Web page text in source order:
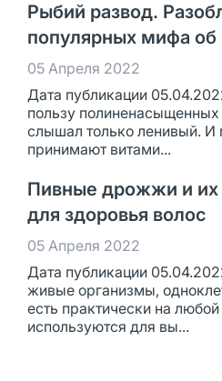
Рыбий развод.
популярных мифа
05 Апреля 2022
Дата публикации
пользу
слышал только ленивый. И
принимают витами...
Пивные дрожжи и их
для здоровья волос
05 Апреля 2022
Дата публикации
живые организмы,
есть практически на
используются для вы...